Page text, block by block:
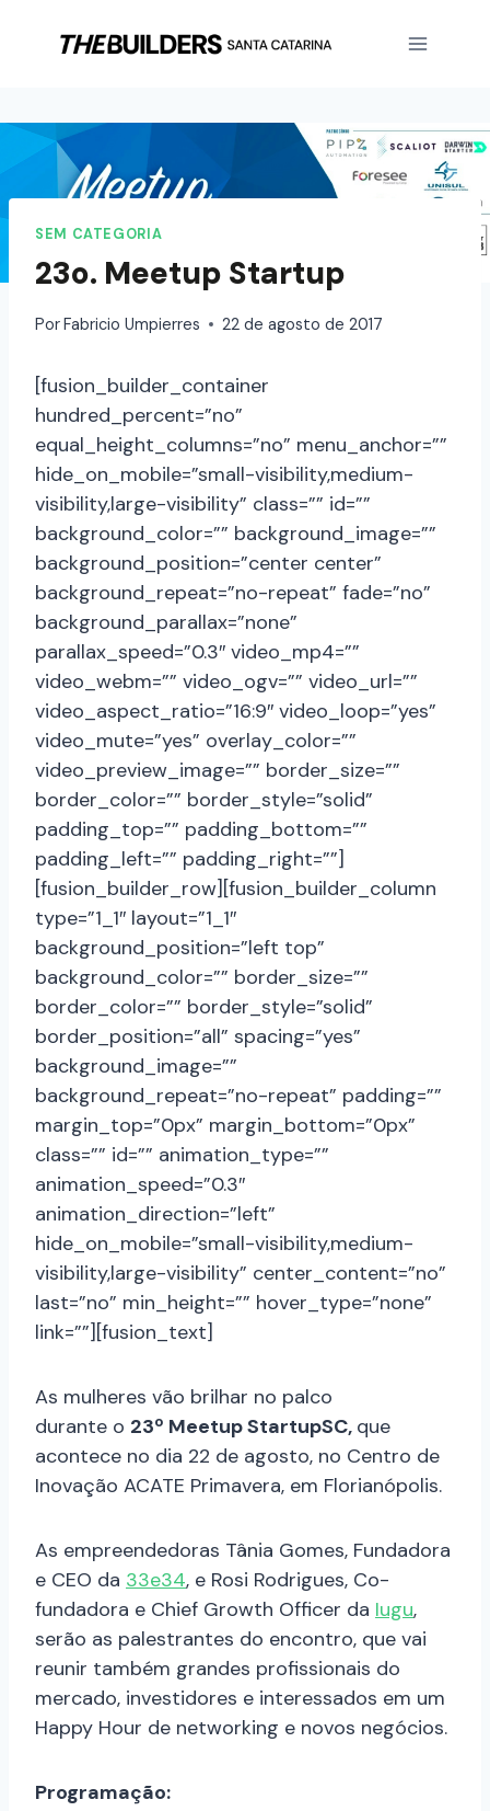
SEM CATEGORIA
23o. Meetup Startup
PorFabricio Umpierres 22 de agosto de 2017
[fusion_builder_container
hundred_percent=”no”
equal_height_columns=”no” menu_anchor=””
hide_on_mobile=”small-visibility,medium-
visibility,large-visibility” class=”” id=””
background_color=”” background_image=””
background_position=”center center”
background_repeat=”no-repeat” fade=”no”
background_parallax=”none”
parallax_speed=”0.3″ video_mp4=””
video_webm=”” video_ogv=”” video_url=””
video_aspect_ratio=”16:9″ video_loop=”yes”
video_mute=”yes” overlay_color=””
video_preview_image=”” border_size=””
border_color=”” border_style=”solid”
padding_top=”” padding_bottom=””
padding_left=”” padding_right=””]
[fusion_builder_row][fusion_builder_column
type=”1_1″ layout=”1_1″
background_position=”left top”
background_color=”” border_size=””
border_color=”” border_style=”solid”
border_position=”all” spacing=”yes”
background_image=””
background_repeat=”no-repeat” padding=””
margin_top=”0px” margin_bottom=”0px”
class=”” id=”” animation_type=””
animation_speed=”0.3″
animation_direction=”left”
hide_on_mobile=”small-visibility,medium-
visibility,large-visibility” center_content=”no”
last=”no” min_height=”” hover_type=”none”
link=””][fusion_text]
As mulheres vão brilhar no palco
durante o 23º Meetup StartupSC, que
acontece no dia 22 de agosto, no Centro de
Inovação ACATE Primavera, em Florianópolis.
As empreendedoras Tânia Gomes, Fundadora
e CEO da 33e34, e Rosi Rodrigues, Co-
fundadora e Chief Growth Officer da Iugu,
serão as palestrantes do encontro, que vai
reunir também grandes profissionais do
mercado, investidores e interessados em um
Happy Hour de networking e novos negócios.
Programação: